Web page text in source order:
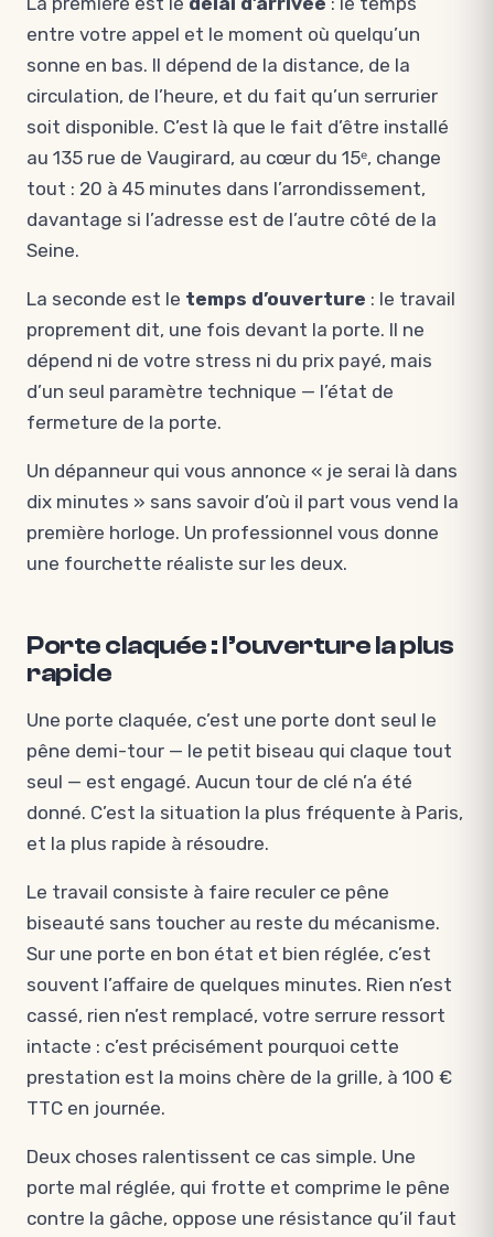
entre votre appel et le moment où quelqu’un
sonne en bas. Il dépend de la distance, de la
circulation, de l’heure, et du fait qu’un serrurier
soit disponible. C’est là que le fait d’être installé
au 135 rue de Vaugirard, au cœur du 15ᵉ, change
tout : 20 à 45 minutes dans l’arrondissement,
davantage si l’adresse est de l’autre côté de la
Seine.
La seconde est le temps d’ouverture : le travail
proprement dit, une fois devant la porte. Il ne
dépend ni de votre stress ni du prix payé, mais
d’un seul paramètre technique — l’état de
fermeture de la porte.
Un dépanneur qui vous annonce « je serai là dans
dix minutes » sans savoir d’où il part vous vend la
première horloge. Un professionnel vous donne
une fourchette réaliste sur les deux.
Porte claquée : l’ouverture la plus
rapide
Une porte claquée, c’est une porte dont seul le
pêne demi-tour — le petit biseau qui claque tout
seul — est engagé. Aucun tour de clé n’a été
donné. C’est la situation la plus fréquente à Paris,
et la plus rapide à résoudre.
Le travail consiste à faire reculer ce pêne
biseauté sans toucher au reste du mécanisme.
Sur une porte en bon état et bien réglée, c’est
souvent l’affaire de quelques minutes. Rien n’est
cassé, rien n’est remplacé, votre serrure ressort
intacte : c’est précisément pourquoi cette
prestation est la moins chère de la grille, à 100 €
TTC en journée.
Deux choses ralentissent ce cas simple. Une
porte mal réglée, qui frotte et comprime le pêne
contre la gâche, oppose une résistance qu’il faut